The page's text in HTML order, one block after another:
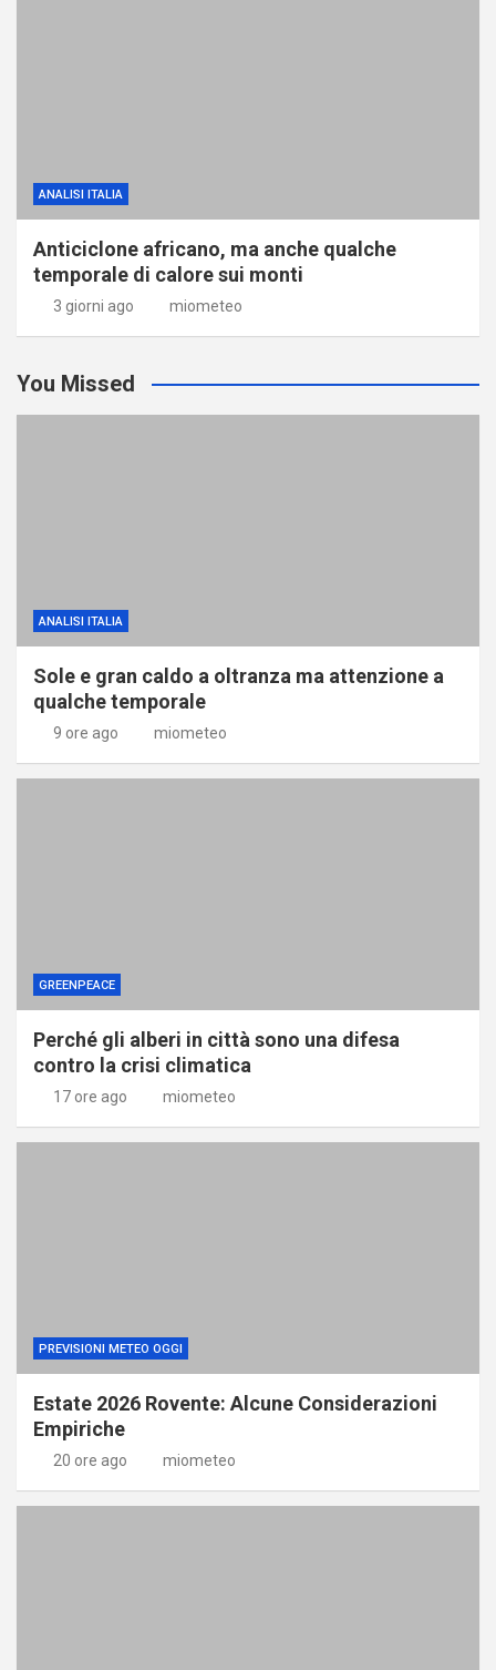
ANALISI ITALIA
Anticiclone africano, ma anche qualche
temporale di calore sui monti
3 giorni ago miometeo
You Missed
ANALISI ITALIA
Sole e gran caldo a oltranza ma attenzione a
qualche temporale
9 ore ago miometeo
GREENPEACE
Perché gli alberi in città sono una difesa
contro la crisi climatica
17 ore ago miometeo
PREVISIONI METEO OGGI
Estate 2026 Rovente: Alcune Considerazioni
Empiriche
20 ore ago miometeo